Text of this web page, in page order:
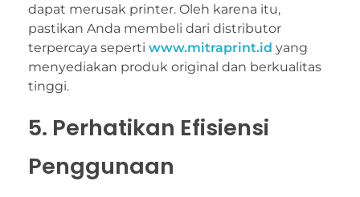
dapat merusak printer. Oleh karena itu,
pastikan Anda membeli dari distributor
terpercaya seperti www.mitraprint.id yang
menyediakan produk original dan berkualitas
tinggi.
5. Perhatikan Efisiensi
Penggunaan